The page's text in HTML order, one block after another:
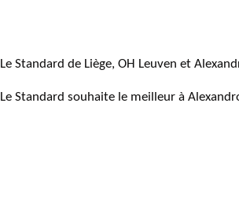
Le Standard de Liège, OH Leuven et
Le Standard souhaite le meilleur à